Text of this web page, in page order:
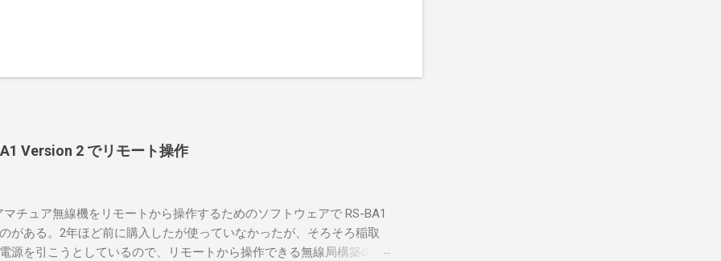
Version 2 でリモート操作
マチュア無線機をリモートから操作するためのソフトウェアで RS-BA1
がある。2年ほど前に購入したが使っていなかったが、そろそろ稲取
源を引こうとしているので、リモートから操作できる無線局構築のた